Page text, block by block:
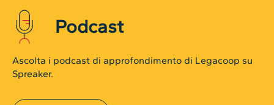
Podcast
Ascolta i podcast di approfondimento di Legacoop su
Spreaker.